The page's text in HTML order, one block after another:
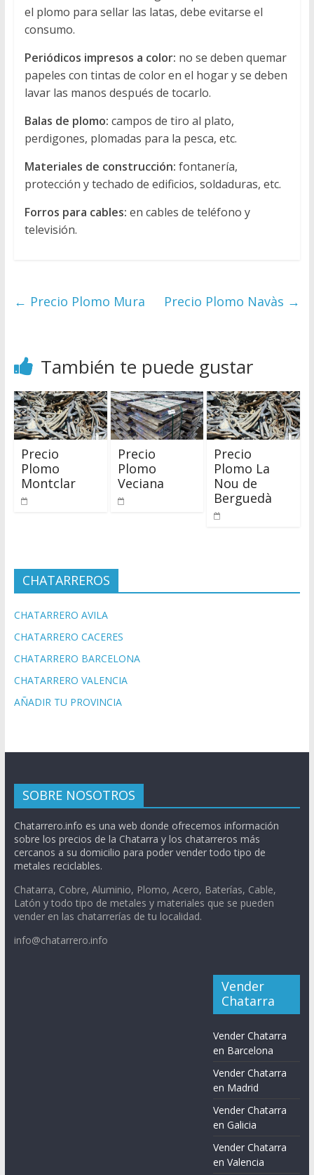
el plomo para sellar las latas, debe evitarse el
consumo.
Periódicos impresos a color: no se deben quemar
papeles con tintas de color en el hogar y se deben
lavar las manos después de tocarlo.
Balas de plomo: campos de tiro al plato,
perdigones, plomadas para la pesca, etc.
Materiales de construcción: fontanería,
protección y techado de edificios, soldaduras, etc.
Forros para cables: en cables de teléfono y
televisión.
← Precio Plomo Mura Precio Plomo Navàs →
También te puede gustar
Precio
Plomo
Montclar
Precio
Plomo
Veciana
Precio
Plomo La
Nou de
Berguedà
CHATARREROS
CHATARRERO AVILA
CHATARRERO CACERES
CHATARRERO BARCELONA
CHATARRERO VALENCIA
AÑADIR TU PROVINCIA
SOBRE NOSOTROS
Chatarrero.info es una web donde ofrecemos información
sobre los precios de la Chatarra y los chatarreros más
cercanos a su domicilio para poder vender todo tipo de
metales reciclables.
Chatarra, Cobre, Aluminio, Plomo, Acero, Baterías, Cable,
Latón y todo tipo de metales y materiales que se pueden
vender en las chatarrerías de tu localidad.
info@chatarrero.info
Vender
Chatarra
Vender Chatarra
en Barcelona
Vender Chatarra
en Madrid
Vender Chatarra
en Galicia
Vender Chatarra
en Valencia